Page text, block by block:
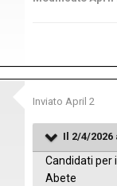
Inviato April 2
Il 2/4/2026
Candidati per
Abete